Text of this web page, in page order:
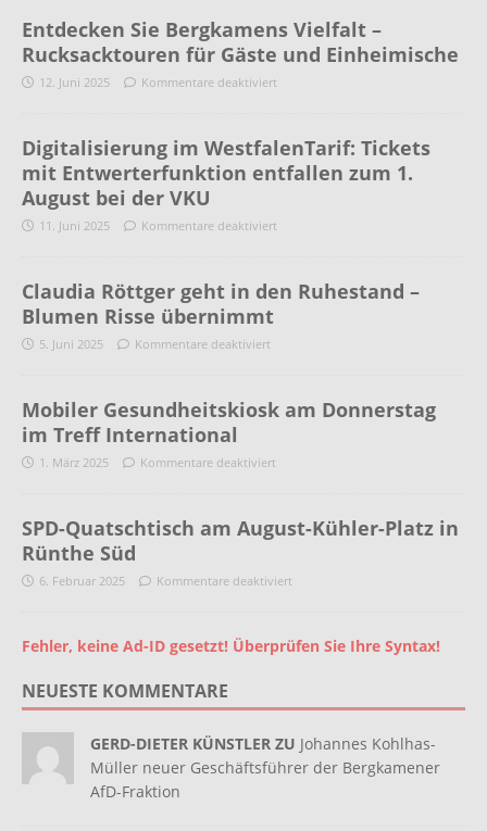
Entdecken Sie Bergkamens Vielfalt –
Rucksacktouren für Gäste und Einheimische
12. Juni 2025 Kommentare deaktiviert
Digitalisierung im WestfalenTarif: Tickets
mit Entwerterfunktion entfallen zum 1.
August bei der VKU
11. Juni 2025 Kommentare deaktiviert
Claudia Röttger geht in den Ruhestand –
Blumen Risse übernimmt
5. Juni 2025 Kommentare deaktiviert
Mobiler Gesundheitskiosk am Donnerstag
im Treff International
1. März 2025 Kommentare deaktiviert
SPD-Quatschtisch am August-Kühler-Platz in
Rünthe Süd
6. Februar 2025 Kommentare deaktiviert
Fehler, keine Ad-ID gesetzt! Überprüfen Sie Ihre Syntax!
NEUESTE KOMMENTARE
GERD-DIETER KÜNSTLER ZU Johannes Kohlhas-
Müller neuer Geschäftsführer der Bergkamener
AfD-Fraktion